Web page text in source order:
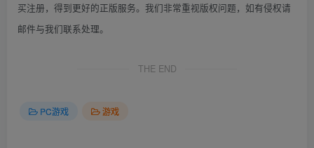
买注册，得到更好的正版服务。我们非常重视版权问题，如有侵权请
邮件与我们联系处理。
THE END
PC游戏 游戏